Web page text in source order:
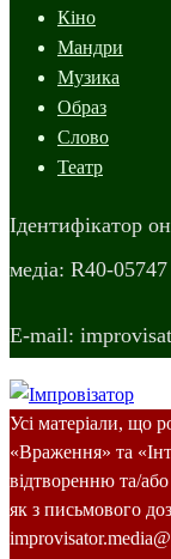
Кіно
Мандри
Музика
Образ
Слово
Театр
Ідентифікатор
медіа: R40-05747
E-mail:
Усі матеріали, що
«Враження» та
відтворенню та/
як з письмового